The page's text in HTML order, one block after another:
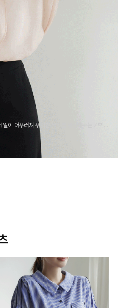
이 어우러져 우아한 무드를 완성해주는 7부 블
출근룩, 하객룩까지 세련된 스타일링을 연출하